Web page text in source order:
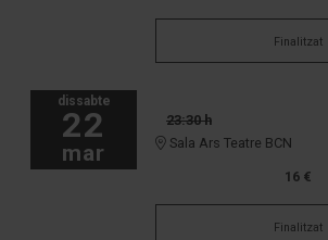
Finalitzat
dissabte
22
mar
23:30 h
Sala Ars Teatre BCN
16 €
Finalitzat